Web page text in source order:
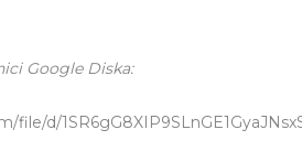
Google Diska:
file/d/